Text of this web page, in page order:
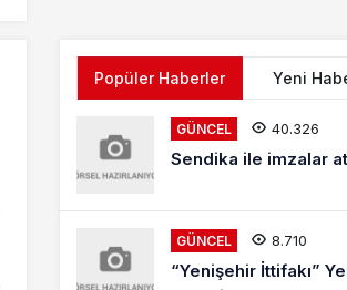
Popüler Haberler Yeni
GÜNCEL 40.326
Sendika ile imzalar
GÜNCEL 8.710
“Yenişehir İttifakı”